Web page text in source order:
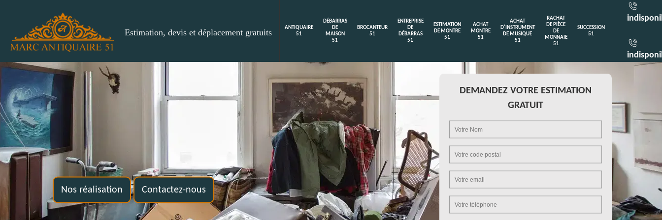
Estimation, devis et déplacement gratuits
ANTIQUAIRE
51
DÉBARRAS
DE
MAISON
51
BROCANTEUR
51
ENTREPRISE
DE
DÉBARRAS
51
ESTIMATION
DE MONTRE
51
ACHAT
MONTRE
51
ACHAT
D'INSTRUMENT
DE MUSIQUE
51
RACHAT
DE PIÈCE
DE
MONNAIE
51
SUCCESSION
51
Nos réalisation Contactez-nous
DEMANDEZ VOTRE ESTIMATION
GRATUIT